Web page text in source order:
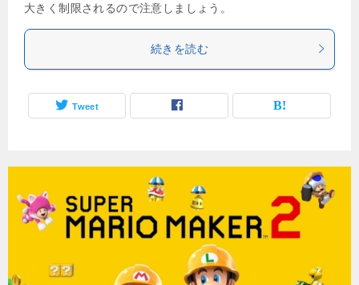
大きく制限されるので注意しましょう。
続きを読む
Tweet